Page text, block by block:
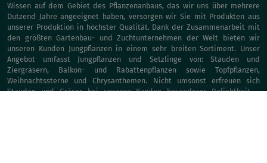
Wissen auf dem Gebiet des Pflanzenanbaus, das wir uns über mehrere
Dutzend Jahre angeeignet haben, versorgen wir Sie mit Produkten aus
unserer Produktion in höchster Qualität. Dank der Zusammenarbeit mit
den größten Gartenbau- und Zuchtunternehmen der Welt bieten wir
unseren Kunden Jungpflanzen in einem sehr breiten Sortiment. Unser
Angebot umfasst Jungpflanzen und Setzlinge von: Stauden und
Ziergräsern, Balkon- und Rabattenpflanzen sowie Topfpflanzen,
Weihnachtssterne und Chrysanthemen. Nicht umsonst erfreuen sich
Stauden und Gräser bei unseren Kunden besonderer Beliebtheit –